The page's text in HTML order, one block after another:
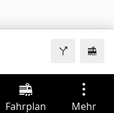
Fahrplan Mehr